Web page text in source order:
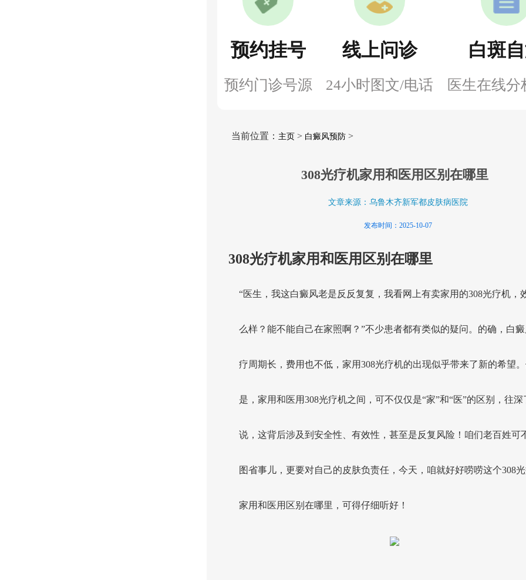
预约挂号
预约门诊号源
线上问诊
24小时图文/电话
白斑
医生在线分
当前位置： 主页> 白癜风预防>
308光疗机家用和医用区别在哪里
文章来源：乌鲁木齐新军都皮肤病医院
发布时间：2025-10-07
308光疗机家用和医用区别在哪里
“医生，我这白癜风老是反反复复，我看网上有卖家用的308光疗机，
么样？能不能自己在家照啊？”不少患者都有类似的疑问。的确，白
疗周期长，费用也不低，家用308光疗机的出现似乎带来了新的希望。
是，家用和医用308光疗机之间，可不仅仅是“家”和“医”的区别，往深
说，这背后涉及到安全性、有效性，甚至是反复风险！咱们老百姓可
图省事儿，更要对自己的皮肤负责任，今天，咱就好好唠唠这个308
家用和医用区别在哪里，可得仔细听好！